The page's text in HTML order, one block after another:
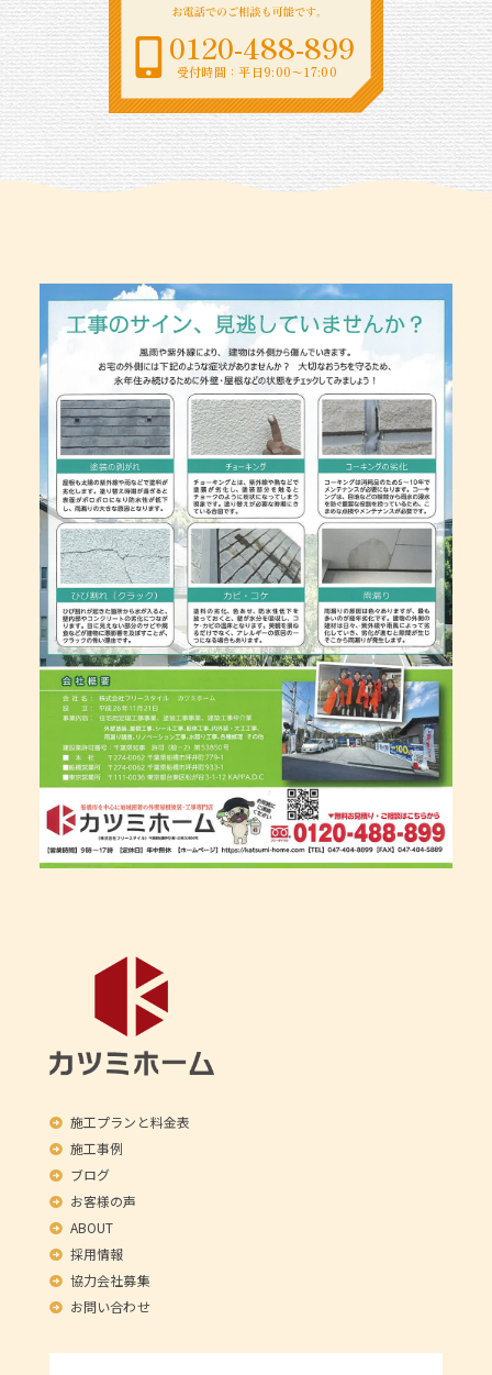
0120-488-899
受付時間：平日9:00〜17:00
施工プランと料金表
施工事例
ブログ
お客様の声
ABOUT
採用情報
協力会社募集
お問い合わせ